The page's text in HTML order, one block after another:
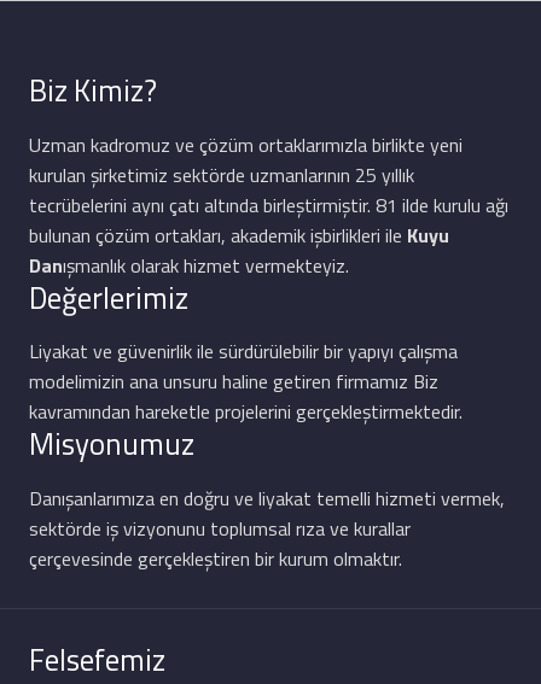
Biz Kimiz?
Uzman kadromuz ve çözüm ortaklarımızla birlikte yeni
kurulan şirketimiz sektörde uzmanlarının 25 yıllık
tecrübelerini aynı çatı altında birleştirmiştir. 81 ilde kurulu ağı
bulunan çözüm ortakları, akademik işbirlikleri ile Kuyu
Danışmanlık olarak hizmet vermekteyiz.
Değerlerimiz
Liyakat ve güvenirlik ile sürdürülebilir bir yapıyı çalışma
modelimizin ana unsuru haline getiren firmamız Biz
kavramından hareketle projelerini gerçekleştirmektedir.
Misyonumuz
Danışanlarımıza en doğru ve liyakat temelli hizmeti vermek,
sektörde iş vizyonunu toplumsal rıza ve kurallar
çerçevesinde gerçekleştiren bir kurum olmaktır.
Felsefemiz